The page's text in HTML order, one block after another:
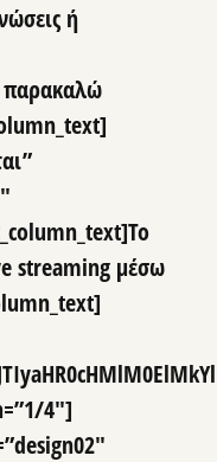
ή
παρακαλώ
Το
streaming μέσω
4″]